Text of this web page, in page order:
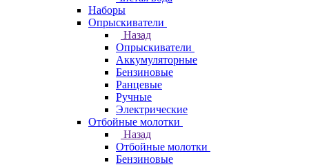
Наборы
Опрыскиватели
Назад
Опрыскиватели
Аккумуляторные
Бензиновые
Ранцевые
Ручные
Электрические
Отбойные молотки
Назад
Отбойные молотки
Бензиновые